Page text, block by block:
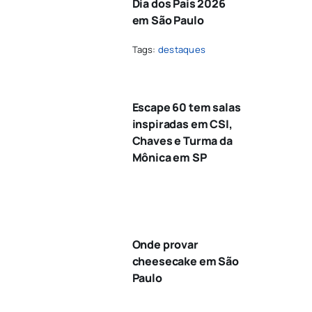
Dia dos Pais 2026
em São Paulo
Tags: destaques
Escape 60 tem salas
inspiradas em CSI,
Chaves e Turma da
Mônica em SP
Onde provar
cheesecake em São
Paulo